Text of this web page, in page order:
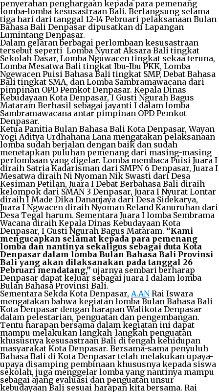
penyerahan penghargaan kepada para pemenang
lomba-lomba kesusastraan Bali. Berlangsung selama
tiga hari dari tanggal 12-14 Pebruari pelaksanaan Bulan
Bahasa Bali Denpasar dipusatkan di Lapangan
Lumintang Denpasar.
Dalam gelaran berbagai perlombaan kesusastraan
tersebut seperti Lomba Nyurat Aksara Bali tingkat
Sekolah Dasar, Lomba Nguwacen tingkat sekaa teruna,
Lomba Mesatwa Bali tingkat Ibu-Ibu PKK, Lomba
Ngewacen Puisi Bahasa Bali tingkat SMP, Debat Bahasa
Bali tingkat SMA, dan Lomba Sambramawacana dari
pimpinan OPD Pemkot Denpasar. Kepala Dinas
Kebudayaan Kota Denpasar, I Gusti Ngurah Bagus
Mataram Berhasil sebagai jayanti I dalam lomba
Sambramawacana antar pimpinan OPD Pemkot
Denpasar.
Ketua Panitia Bulan Bahasa Bali Kota Denpasar, Wayan
Yogi Aditya Urdhahana Lana mengatakan pelaksanaan
lomba sudah berjalan dengan baik dan sudah
menetapkan puluhan pemenang dari masing-masing
perlombaan yang digelar. Lomba membaca Puisi Juara I
diraih Satria Kadarisman dari SMPN 6 Denpasar, Juara I
Mesatwa diraih Ni Nyoman Nik Swasti dari Desa
Kesiman Petilan, Juara I Debat Berbahasa Bali diraih
kelompok dari SMAN 3 Denpasar, Juara I Nyurat Lontar
diraih I Made Dika Dananjaya dari Desa Sidekarya,
Juara I Ngwacen diraih Nyoman Reland Kanuruhan dari
Desa Tegal harum. Sementara Juara I lomba Sembrama
Wacana diraih Kepala Dinas Kebudayaan Kota
Denpasar, I Gusti Ngurah Bagus Mataram. “Kami
mengucapkan selamat kepada para pemenang
lomba dan nantinya sekaligus sebagai duta Kota
Denpasar dalam lomba Bulan Bahasa Bali Provinsi
Bali yang akan dilaksanakan pada tanggal 26
Pebruari mendatang,” ujarnya sembari berharap
Denpasar dapat keluar sebagai juara I dalam lomba
Bulan Bahasa Provinsi Bali.
Sementara Sekda Kota Denpasar, A.ANRai Iswara
mengatakan bahwa kegiatan lomba Bulan Bahasa Bali
Kota Denpasar dengan harapan Walikota Denpasar
dalam pelestarian, penguatan dan pengembangan.
Tentu harapan bersama dalam kegiatan ini dapat
mampu melakukan langkah-langkah penguatan
khususnya kesusastraan Bali di tengah kehidupan
masyarakat Kota Denpasar. Bersama-sama penyuluh
Bahasa Bali di Kota Denpasar telah melakukan upaya-
upaya disamping pembinaan khususnya kepada siswa
sekolah, juga menggelar lomba yang nantinya mampu
sebagai ajang evaluasi dan penguatan unsur
kebudayaan Bali sesuai harapan kita bersama. Rai